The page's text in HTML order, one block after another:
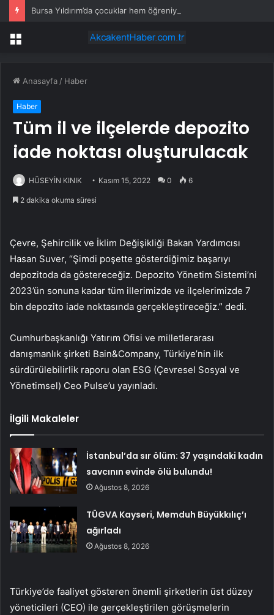
Bursa Yıldırım’da çocuklar hem öğreniyor hem eğleniyor
Menü
Anasayfa / Haber
Haber
Tüm il ve ilçelerde depozito
iade noktası oluşturulacak
HÜSEYİN KINIK Kasım 15, 2022 0 6
2 dakika okuma süresi
Çevre, Şehircilik ve İklim Değişikliği Bakan Yardımcısı
Hasan Suver, “Şimdi poşette gösterdiğimiz başarıyı
depozitoda da göstereceğiz. Depozito Yönetim Sistemi’ni
2023’ün sonuna kadar tüm illerimizde ve ilçelerimizde 7
bin depozito iade noktasında gerçekleştireceğiz.” dedi.
Cumhurbaşkanlığı Yatırım Ofisi ve milletlerarası
danışmanlık şirketi Bain&Company, Türkiye’nin ilk
sürdürülebilirlik raporu olan ESG (Çevresel Sosyal ve
Yönetimsel) Ceo Pulse’u yayınladı.
İlgili Makaleler
İstanbul’da sır ölüm: 37 yaşındaki kadın
savcının evinde ölü bulundu!
Ağustos 8, 2026
TÜGVA Kayseri, Memduh Büyükkılıç’ı
ağırladı
Ağustos 8, 2026
Türkiye’de faaliyet gösteren önemli şirketlerin üst düzey
yöneticileri (CEO) ile gerçekleştirilen görüşmelerin